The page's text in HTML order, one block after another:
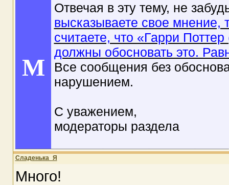
M
Отвечая в эту тему, не
высказываете свое мнение,
считаете, что «Гарри
должны обосновать это.
Все сообщения без
нарушением.
С уважением,
модераторы раздела
Сладенька_Я
Много!